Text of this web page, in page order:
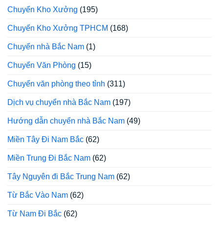
Chuyển Kho Xưởng (195)
Chuyển Kho Xưởng TPHCM (168)
Chuyển nhà Bắc Nam (1)
Chuyển Văn Phòng (15)
Chuyển văn phòng theo tỉnh (311)
Dịch vụ chuyển nhà Bắc Nam (197)
Hướng dẫn chuyển nhà Bắc Nam (49)
Miền Tây Đi Nam Bắc (62)
Miền Trung Đi Bắc Nam (62)
Tây Nguyên đi Bắc Trung Nam (62)
Từ Bắc Vào Nam (62)
Từ Nam Đi Bắc (62)